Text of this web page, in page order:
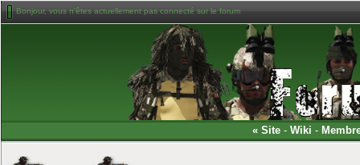
Bonjour, vous n'êtes actuellement pas connecté sur le forum
« Site - Wiki -